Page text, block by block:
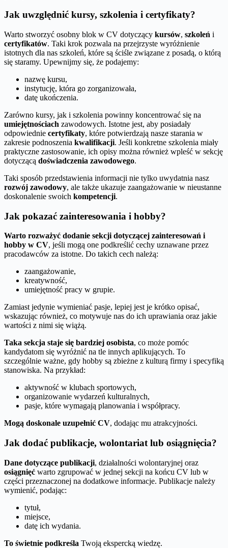
Jak uwzględnić kursy, szkolenia i certyfikaty?
Warto stworzyć osobny blok w CV dotyczący kursów, szkoleń i
certyfikatów. Taki krok pozwala na przejrzyste wyróżnienie
istotnych dla nas szkoleń, które są ściśle związane z posadą, o którą
się staramy. Upewnijmy się, że podajemy:
nazwę kursu,
instytucję, która go zorganizowała,
datę ukończenia.
Zarówno kursy, jak i szkolenia powinny koncentrować się na
umiejętnościach zawodowych. Istotne jest, aby posiadały
odpowiednie certyfikaty, które potwierdzają nasze starania w
zakresie podnoszenia kwalifikacji. Jeśli konkretne szkolenia miały
praktyczne zastosowanie, ich opisy można również wpleść w sekcję
dotyczącą doświadczenia zawodowego.
Taki sposób przedstawienia informacji nie tylko uwydatnia nasz
rozwój zawodowy, ale także ukazuje zaangażowanie w nieustanne
doskonalenie swoich kompetencji.
Jak pokazać zainteresowania i hobby?
Warto rozważyć dodanie sekcji dotyczącej zainteresowań i
hobby w CV, jeśli mogą one podkreślić cechy uznawane przez
pracodawców za istotne. Do takich cech należą:
zaangażowanie,
kreatywność,
umiejętność pracy w grupie.
Zamiast jedynie wymieniać pasje, lepiej jest je krótko opisać,
wskazując również, co motywuje nas do ich uprawiania oraz jakie
wartości z nimi się wiążą.
Taka sekcja staje się bardziej osobista, co może pomóc
kandydatom się wyróżnić na tle innych aplikujących. To
szczególnie ważne, gdy hobby są zbieżne z kulturą firmy i specyfiką
stanowiska. Na przykład:
aktywność w klubach sportowych,
organizowanie wydarzeń kulturalnych,
pasje, które wymagają planowania i współpracy.
Mogą doskonale uzupełnić CV, dodając mu atrakcyjności.
Jak dodać publikacje, wolontariat lub osiągnięcia?
Dane dotyczące publikacji, działalności wolontaryjnej oraz
osiągnięć warto zgrupować w jednej sekcji na końcu CV lub w
części przeznaczonej na dodatkowe informacje. Publikacje należy
wymienić, podając:
tytuł,
miejsce,
datę ich wydania.
To świetnie podkreśla Twoją ekspercką wiedzę.